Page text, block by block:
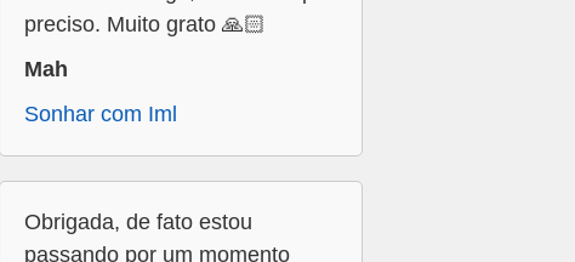
preciso. Muito grato 🙏🏻
Mah
Sonhar com Iml
Obrigada, de fato estou
passando por um momento